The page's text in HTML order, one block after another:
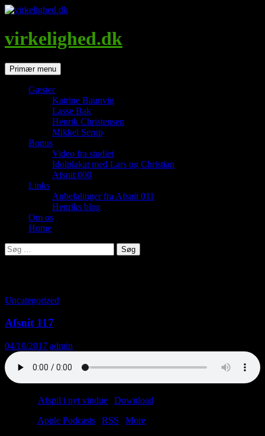
Hop
indhold
virkelighed.dk
SøgPrimær menu
Gæster
Katrine Baunvig
Lasse Bak
Henrik Christensen
Mikkel Serup
Bonus
Video fra studiet
Idolplakat med Lars og Christian
Afsnit 000
Links
Anbefalinger fra Afsnit 011
Henriks blog
Om os
Home
Søg
efter:
Uncategorized
Afsnit 117
04/10/2017 admin
Afspil i nyt vindue Download
Apple Podcasts RSS
More